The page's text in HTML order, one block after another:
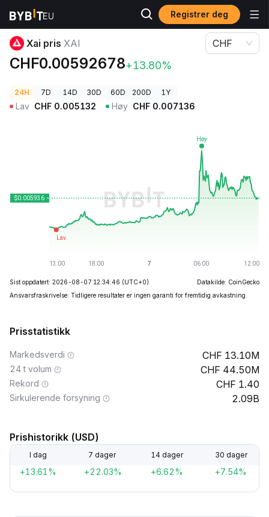
Registrer deg
Kryptopriser
Xai pris XAI
CHF0.00592678+13.80%
CHF
24H 7D 14D 30D 60D 200D 1Y
Lav CHF 0.005132 Høy CHF 0.007136
Sist oppdatert: 2026-08-07 12:34:46 (UTC+0)
Datakilde: CoinGecko
Ansvarsfraskrivelse: Tidligere resultater er ingen garanti for fremtidig avkastning.
Prisstatistikk
Markedsverdi 13.10M
24 t volum 44.50M
Rekord 1.40
Sirkulerende forsyning 2.09B
Prishistorikk (USD)
I dag 7 dager 14 dager 30 dager
+13.61% +22.03% +6.62% +7.54%